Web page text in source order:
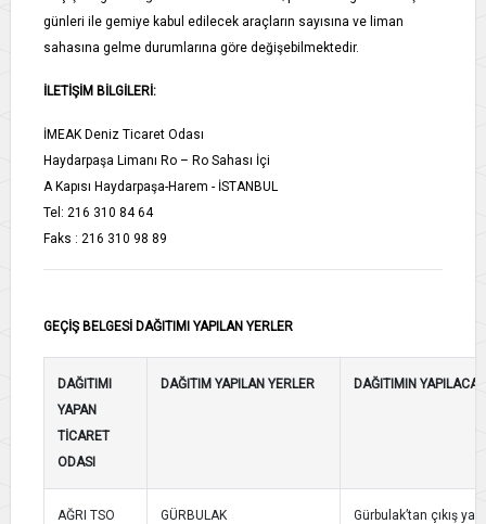
günleri ile gemiye kabul edilecek araçların sayısına ve liman
sahasına gelme durumlarına göre değişebilmektedir.
İLETİŞİM BİLGİLERİ:
İMEAK Deniz Ticaret Odası
Haydarpaşa Limanı Ro – Ro Sahası İçi
A Kapısı Haydarpaşa-Harem - İSTANBUL
Tel: 216 310 84 64
Faks : 216 310 98 89
GEÇİŞ BELGESİ DAĞITIMI YAPILAN YERLER
DAĞITIMI
YAPAN
TİCARET
ODASI
DAĞITIM YAPILAN YERLER DAĞITIMIN
AĞRI TSO GÜRBULAK Gürbulak’tan çıkış